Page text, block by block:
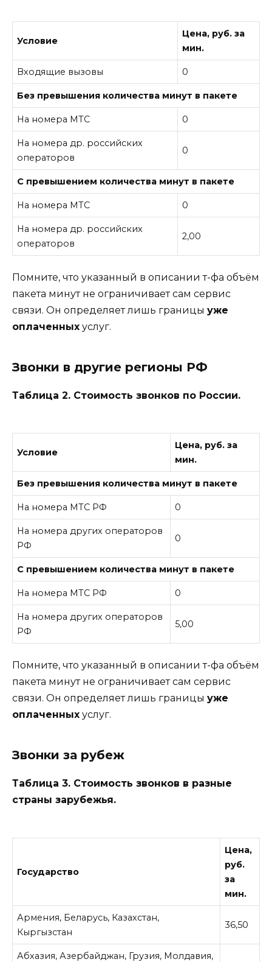
Условие
Цена, руб. за
мин.
Входящие вызовы 0
Без превышения количества минут в пакете
На номера МТС 0
На номера др. российских
операторов
0
С превышением количества минут в пакете
На номера МТС 0
На номера др. российских
операторов
2,00
Помните, что указанный в описании т-фа объём
пакета минут не ограничивает сам сервис
связи. Он определяет лишь границы уже
оплаченных услуг.
Звонки в другие регионы РФ
Таблица 2. Стоимость звонков по России.
Условие
Цена, руб. за
мин.
Без превышения количества минут в пакете
На номера МТС РФ 0
На номера других операторов
РФ
0
С превышением количества минут в пакете
На номера МТС РФ 0
На номера других операторов
РФ
5,00
Помните, что указанный в описании т-фа объём
пакета минут не ограничивает сам сервис
связи. Он определяет лишь границы уже
оплаченных услуг.
Звонки за рубеж
Таблица 3. Стоимость звонков в разные
страны зарубежья.
Государство
Цена,
руб.
за
мин.
Армения, Беларусь, Казахстан,
Кыргызстан
36,50
Абхазия, Азербайджан, Грузия, Молдавия,